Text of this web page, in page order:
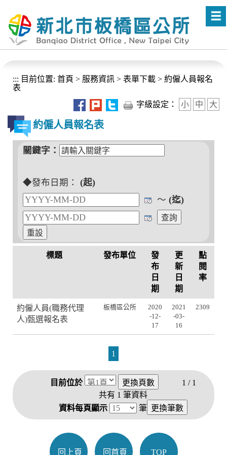
::: 目前位置: 首頁 > 服務資訊 > 表單下載 > 約僱人員報名
表
字級設定：
小 中 大
約僱人員報名表
關鍵字：
◆發布日期： (起)
～ (迄)
標題 發布單位
發
布
日
期
更
新
日
期
點
閱
率
約僱人員(職務代理
人)甄選報名表
板橋區公所
2020
-12-
17
2021
-03-
16
2309
1
目前位於
1 / 1
共有 1 筆資料
資料每頁顯示
筆
回上頁 回首頁 TOP